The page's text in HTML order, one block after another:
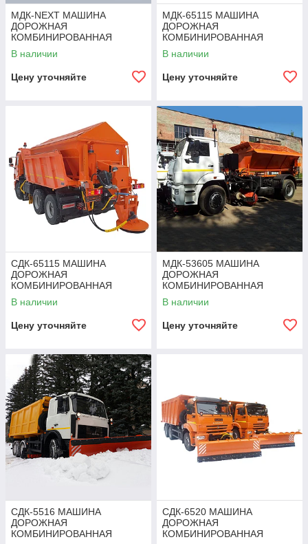
МДК-NEXT МАШИНА
ДОРОЖНАЯ
КОМБИНИРОВАННАЯ
В наличии
Цену уточняйте
МДК-65115 МАШИНА
ДОРОЖНАЯ
КОМБИНИРОВАННАЯ
В наличии
Цену уточняйте
СДК-65115 МАШИНА
ДОРОЖНАЯ
КОМБИНИРОВАННАЯ
В наличии
Цену уточняйте
МДК-53605 МАШИНА
ДОРОЖНАЯ
КОМБИНИРОВАННАЯ
В наличии
Цену уточняйте
СДК-5516 МАШИНА
ДОРОЖНАЯ
КОМБИНИРОВАННАЯ
СДК-6520 МАШИНА
ДОРОЖНАЯ
КОМБИНИРОВАННАЯ